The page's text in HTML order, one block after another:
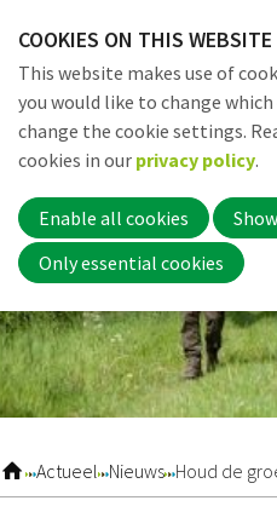
links
Jump
to
navigation
to
main
content
Actueel Nieuws Houd de
COOKIES ON THIS WEBSITE
This website makes use of
you would like to change which
change the cookie settings.
cookies in our privacy policy.
Enable all cookies
Only essential cookies